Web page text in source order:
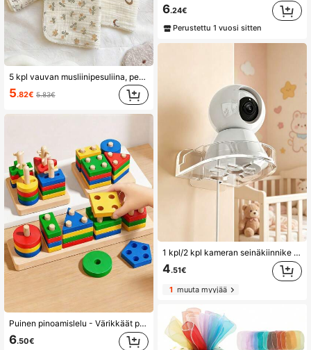
5 kpl vauvan musliinipesuliina, pehmeä vastasyntyneen kasvopyyhe, uudelleenkäytettävä söpö painettu monikäyttöinen pieni nenäliina
5.82€ 5.83€
Puinen pinoamislelu - Värikkäät pinoamispalikat, Muodon lajittelutorni, Muodon tunnistamiseen ja motoristen taitojen harjoitteluun, Opetusrakennuspalikat
6.50€
6.24€
Perustettu 1 vuosi sitten
1 kpl/2 kpl kameran seinäkiinnike ilman porausta, tilaa säästävä vakaa säilytysteline, sopii lastenhuoneeseen, olohuoneeseen, keittiöön, sisä- ja ulkokäyttöön
4.51€
1muuta myyjää